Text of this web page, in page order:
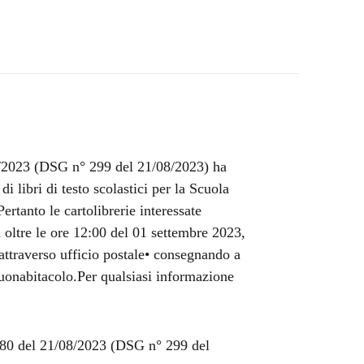
(DSG n° 299 del 21/08/2023) ha
libri di testo scolastici per la Scuola
le cartolibrerie interessate
le ore 12:00 del 01 settembre 2023,
ufficio postale• consegnando a
qualsiasi informazione
del 21/08/2023 (DSG n° 299 del